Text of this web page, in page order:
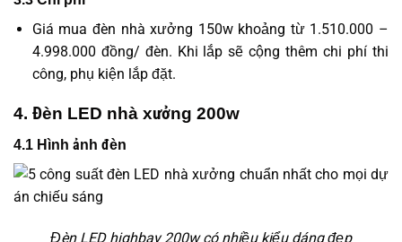
Giá mua đèn nhà xưởng 150w khoảng từ 1.510.000 –
4.998.000 đồng/ đèn. Khi lắp sẽ cộng thêm chi phí thi
công, phụ kiện lắp đặt.
4. Đèn LED nhà xưởng 200w
4.1 Hình ảnh đèn
Đèn LED highbay 200w có nhiều kiểu dáng đẹp